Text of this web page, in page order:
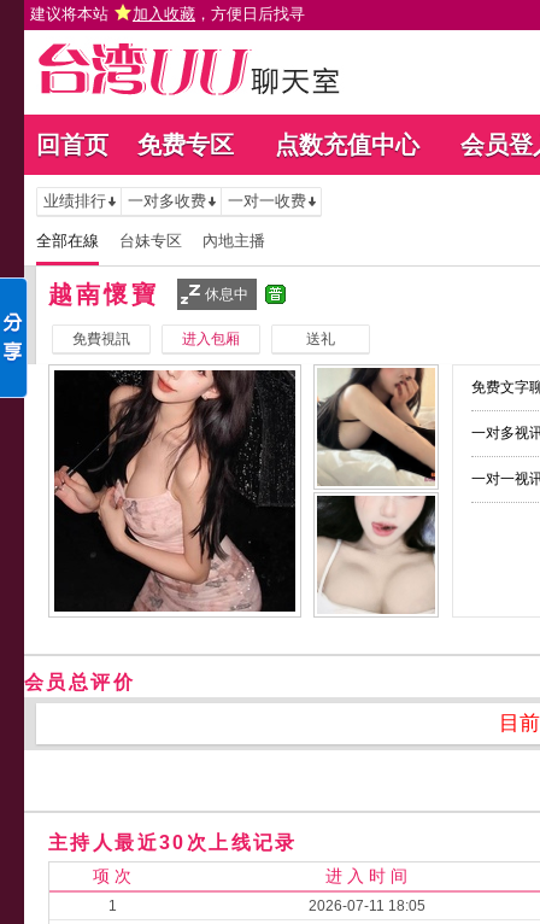
建议将本站 加入收藏 ，方便日后找寻
回首页 免费专区 点数充值中心 会员登
业绩排行 一对多收费 一对一收费
全部在線 台妹专区 內地主播
越南懷寶 休息中
免費視訊 进入包厢 送礼
免费文字
一对多视
一对一视
会员总评价
目
主持人最近30次上线记录
项 次 进 入 时 间
1
2026-07-11 18:05